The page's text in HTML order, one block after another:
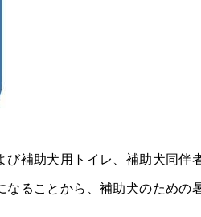
補助犬用トイレ、補助犬同伴
ることから、補助犬のための